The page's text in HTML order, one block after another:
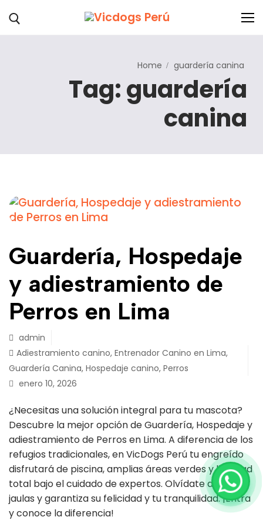
Blog
Contáctanos
Home guardería canina
Tag: guardería
canina
Guardería, Hospedaje
y adiestramiento de
Perros en Lima
admin
Adiestramiento canino, Entrenador Canino en Lima,
Guardería Canina, Hospedaje canino, Perros
enero 10, 2026
¿Necesitas una solución integral para tu mascota?
Descubre la mejor opción de Guardería, Hospedaje y
adiestramiento de Perros en Lima. A diferencia de los
refugios tradicionales, en VicDogs Perú tu engreído
disfrutará de piscina, amplias áreas verdes y libertad
total bajo el cuidado de expertos. Olvídate de las
jaulas y garantiza su felicidad y tu tranquilidad. ¡Entra
y conoce la diferencia!